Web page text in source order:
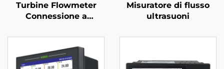
Turbine Flowmeter
Connessione a
Misuratore di flusso
ultrasuoni